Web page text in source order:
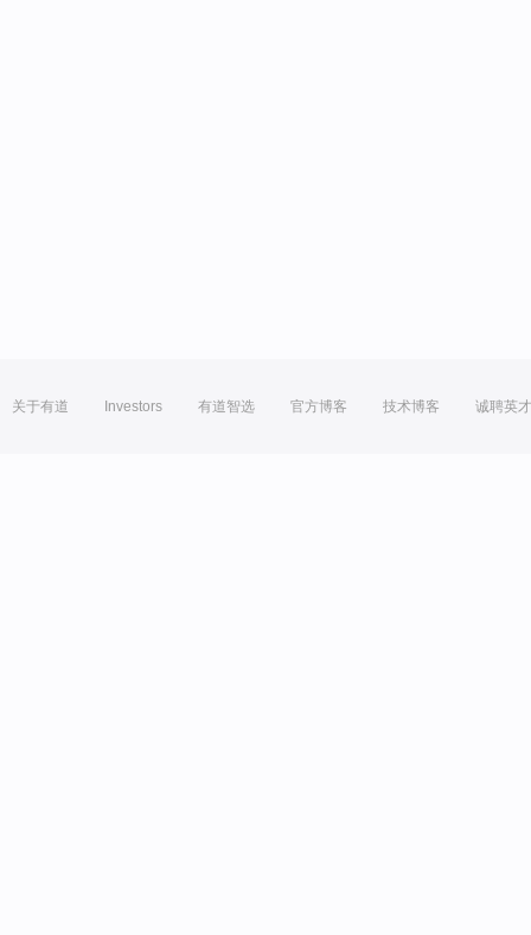
关于有道 Investors 有道智选 官方博客 技术博客 诚聘英才